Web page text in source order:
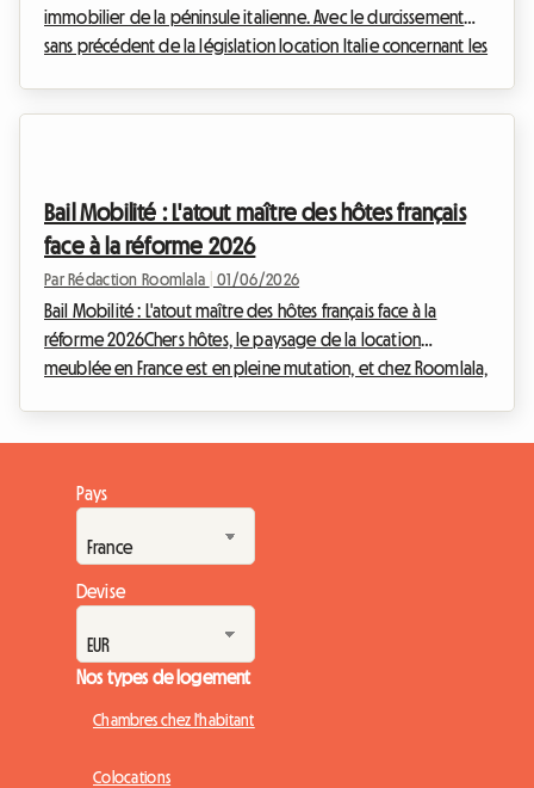
immobilier de la péninsule italienne. Avec le durcissement
sans précédent de la législation location Italie concernant les
louer une chambre chez vous to...
Bail Mobilité : L'atout maître des hôtes français
face à la réforme 2026
Par Rédaction Roomlala 01/06/2026
Bail Mobilité : L'atout maître des hôtes français face à la
réforme 2026Chers hôtes, le paysage de la location
meublée en France est en pleine mutation, et chez Roomlala,
ajustements fiscaux successifs, apporte son lot de
changements significatifs. Face à ces nouvelles contraintes,
notamment fiscales et réglementaires, une so...
Pays
Devise
Nos types de logement
Chambres chez l'habitant
Colocations